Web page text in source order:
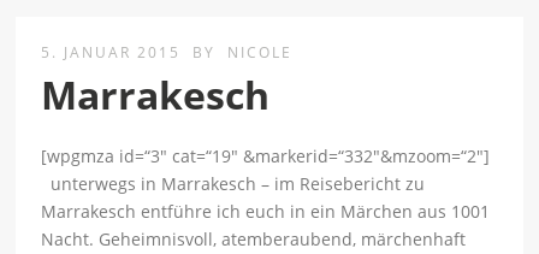
5. JANUAR 2015 BY NICOLE
Marrakesch
[wpgmza id=“3″ cat=“19″ &markerid=“332″&mzoom=“2″]
unterwegs in Marrakesch – im Reisebericht zu
Marrakesch entführe ich euch in ein Märchen aus 1001
Nacht. Geheimnisvoll, atemberaubend, märchenhaft